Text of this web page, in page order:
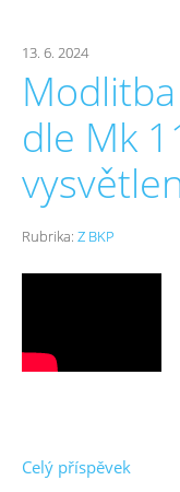
13. 6. 2024
dle Mk
Rubrika: Z BKP
Celý příspěvek